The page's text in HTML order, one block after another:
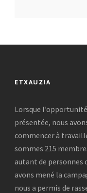
ETXAUZIA
Lorsque
présentée, nous
commencer à
sommes 215
autant de personnes
avons mené la
nous a permis de